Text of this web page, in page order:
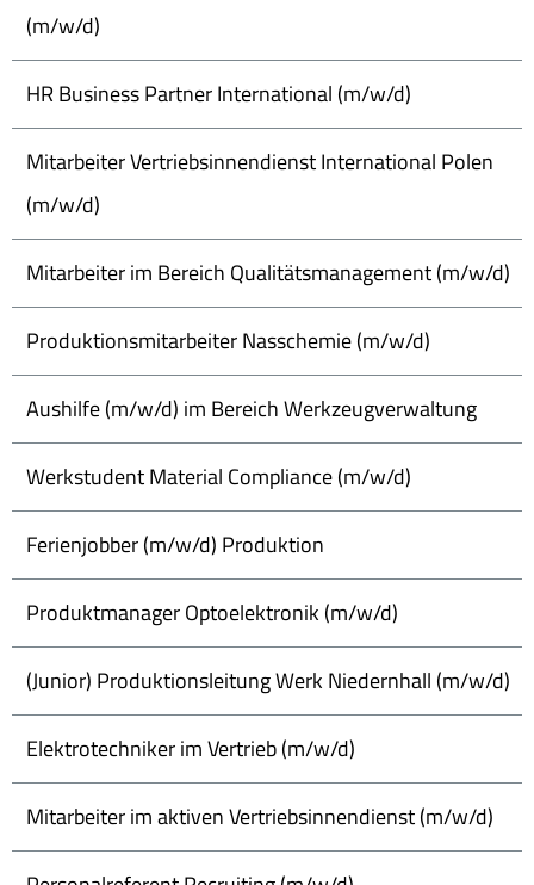
(m/w/d)
HR Business Partner International (m/w/d)
Mitarbeiter Vertriebsinnendienst International Polen
(m/w/d)
Mitarbeiter im Bereich Qualitätsmanagement (m/w/d)
Produktionsmitarbeiter Nasschemie (m/w/d)
Aushilfe (m/w/d) im Bereich Werkzeugverwaltung
Werkstudent Material Compliance (m/w/d)
Ferienjobber (m/w/d) Produktion
Produktmanager Optoelektronik (m/w/d)
(Junior) Produktionsleitung Werk Niedernhall (m/w/d)
Elektrotechniker im Vertrieb (m/w/d)
Mitarbeiter im aktiven Vertriebsinnendienst (m/w/d)